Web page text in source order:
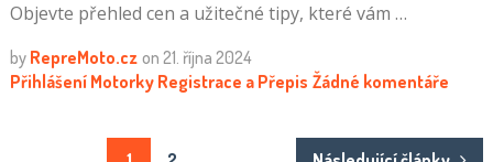
Objevte přehled cen a užitečné tipy, které vám …
by RepreMoto.cz on 21. října 2024
Přihlášení Motorky Registrace a Přepis Žádné komentáře